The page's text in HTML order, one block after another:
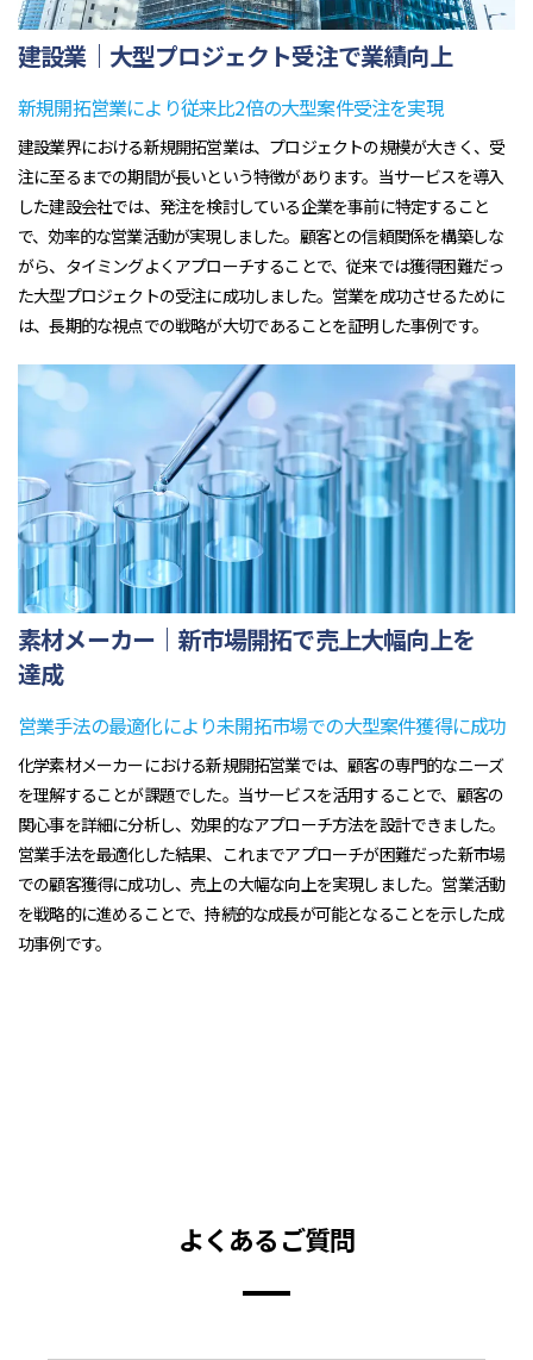
建設業｜大型プロジェクト受注で業績向上
新規開拓営業により従来比2倍の大型案件受注を実現
建設業界における新規開拓営業は、プロジェクトの規模が大きく、受
注に至るまでの期間が長いという特徴があります。当サービスを導入
した建設会社では、発注を検討している企業を事前に特定すること
で、効率的な営業活動が実現しました。顧客との信頼関係を構築しな
がら、タイミングよくアプローチすることで、従来では獲得困難だっ
た大型プロジェクトの受注に成功しました。営業を成功させるために
は、長期的な視点での戦略が大切であることを証明した事例です。
素材メーカー｜新市場開拓で売上大幅向上を
達成
営業手法の最適化により未開拓市場での大型案件獲得に成功
化学素材メーカーにおける新規開拓営業では、顧客の専門的なニーズ
を理解することが課題でした。当サービスを活用することで、顧客の
関心事を詳細に分析し、効果的なアプローチ方法を設計できました。
営業手法を最適化した結果、これまでアプローチが困難だった新市場
での顧客獲得に成功し、売上の大幅な向上を実現しました。営業活動
を戦略的に進めることで、持続的な成長が可能となることを示した成
功事例です。
よくあるご質問